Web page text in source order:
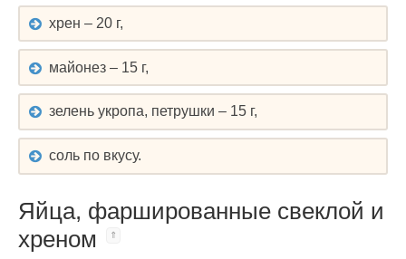
хрен – 20 г,
майонез – 15 г,
зелень укропа, петрушки – 15 г,
соль по вкусу.
Яйца, фаршированные свеклой и
хреном